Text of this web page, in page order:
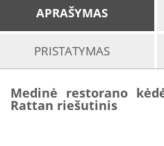
APRAŠYMAS
PRISTATYMAS
Medinė restorano
Rattan riešutinis